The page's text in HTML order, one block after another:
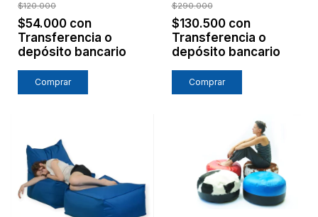
$120.000
$54.000 con
Transferencia o
depósito bancario
$290.000
$130.500 con
Transferencia o
depósito bancario